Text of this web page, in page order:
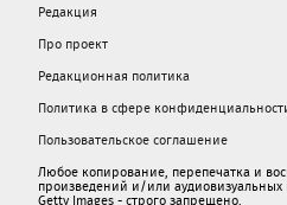
Редакция
Про проект
Редакционная политика
Политика в сфере
Пользовательское соглашение
Любое копирование, перепечатка и
произведений и/или аудиовизуальных
Getty Images - строго запрещено.